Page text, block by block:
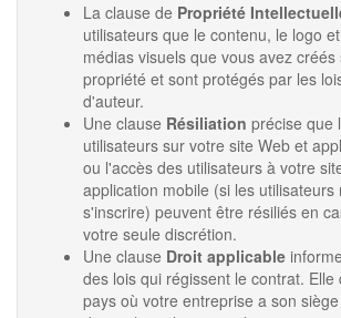
La clause de Propriété
utilisateurs que le contenu, le logo
médias visuels que vous avez créés
propriété et sont protégés par les
d'auteur.
Une clause Résiliation précise que
utilisateurs sur votre site Web et
ou l'accès des utilisateurs à votre
application mobile (si les
s'inscrire) peuvent être résiliés en
votre seule discrétion.
Une clause Droit applicable
des lois qui régissent le contrat. Elle
pays où votre entreprise a son